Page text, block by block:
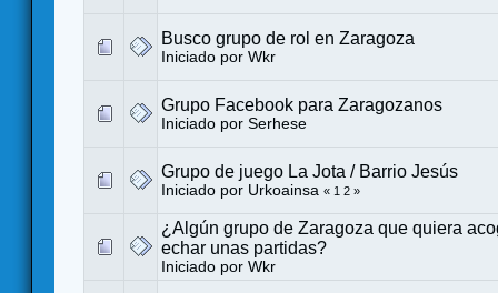
Busco grupo de rol en Zaragoza
Iniciado por Wkr
Grupo Facebook para Zaragozanos
Iniciado por Serhese
Grupo de juego La Jota / Barrio Jesús
Iniciado por Urkoainsa « 1 2 »
¿Algún grupo de Zaragoza que quiera
echar unas partidas?
Iniciado por Wkr